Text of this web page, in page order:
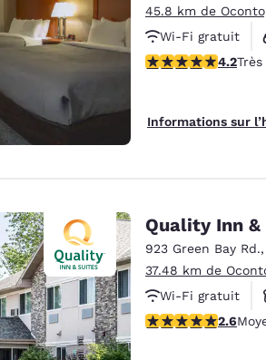
45.8 km de
Wi-Fi gratuit
Petit déjeuner
4.18 étoiles. Très
4.2
Informations sur
Quality Inn
923 Green Bay Rd.,
37.48 km de
Wi-Fi gratuit
Animaux
2.65 étoiles.2.6